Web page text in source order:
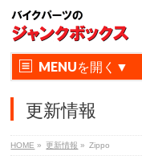
MENU
更新情報
HOME » 更新情報 » Zippo